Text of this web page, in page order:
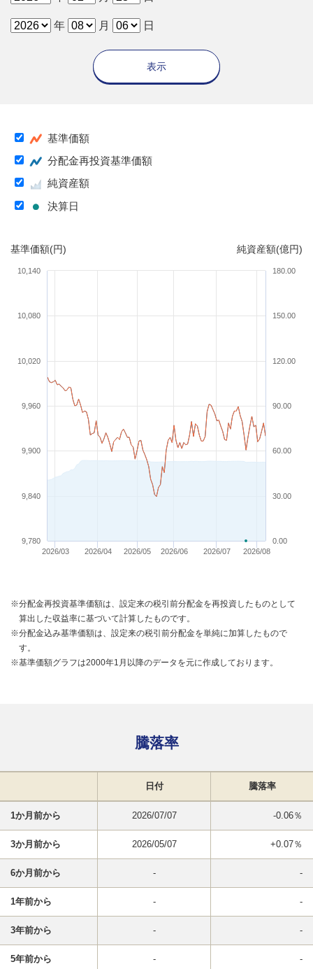
年 月 日
表示
基準価額
分配金再投資基準価額
純資産額
決算日
基準価額(円) 純資産額(億円)
2026/03 2026/04 2026/05 2026/06 2026/07 2026/08
9,780
9,840
9,900
9,960
10,020
10,080
10,140
0.00
120.00
30.00
60.00
90.00
150.00
180.00
※分配金再投資基準価額は、設定来の税引前分配金を再投資したものとして
算出した収益率に基づいて計算したものです。
※分配金込み基準価額は、設定来の税引前分配金を単純に加算したもので
す。
※基準価額グラフは2000年1月以降のデータを元に作成しております。
騰落率
日付 騰落率
1か月前から 2026/07/07 -0.06％
3か月前から 2026/05/07 +0.07％
6か月前から - -
1年前から - -
3年前から - -
5年前から - -